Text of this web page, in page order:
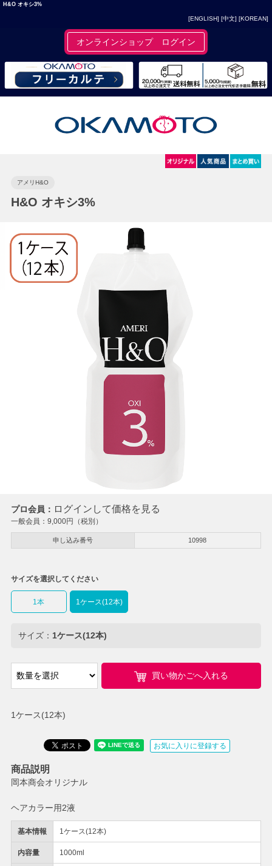
H&O オキシ3%
[ENGLISH] [中文] [KOREAN]
オンラインショップ ログイン
アメリH&O
H&O オキシ3%
プロ会員： ログインして価格を見る
一般会員： 9,000円（税別）
申し込み番号 10998
1ケース(12本)
基本情報 1ケース(12本)
内容量 1000ml
サイズを選択してください
1本 1ケース(12本)
サイズ： 1ケース(12本)
買い物かごへ入れる
お気に入りに登録する
商品説明
岡本商会オリジナル
ヘアカラー用2液